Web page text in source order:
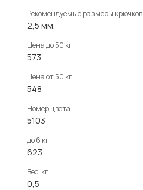
Рекомендуемые размеры крючков
2,5 мм.
Цена до 50 кг
573
Цена от 50 кг
548
Номер цвета
5103
до 6 кг
623
Вес, кг
0,5